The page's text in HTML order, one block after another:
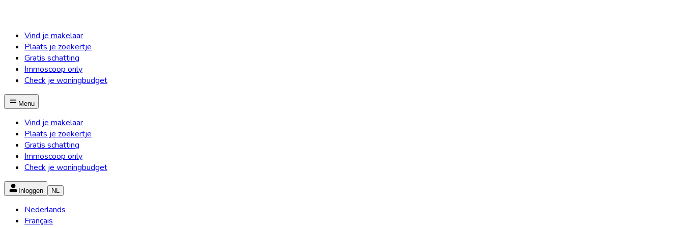
Vind je makelaar
Plaats je zoekertje
Gratis schatting
Immoscoop only
Check je woningbudget
Menu
Vind je makelaar
Plaats je zoekertje
Gratis schatting
Immoscoop only
Check je woningbudget
Inloggen NL
Nederlands
Français